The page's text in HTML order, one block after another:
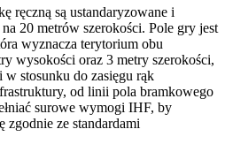
ręczną są ustandaryzowane i
20 metrów szerokości. Pole gry jest
wyznacza terytorium obu
wysokości oraz 3 metry szerokości,
stosunku do zasięgu rąk
od linii pola bramkowego
surowe wymogi IHF, by
zgodnie ze standardami